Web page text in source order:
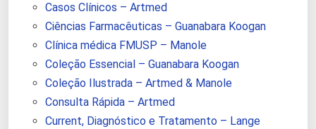
Casos Clínicos – Artmed
Ciências Farmacêuticas – Guanabara Koogan
Clínica médica FMUSP – Manole
Coleção Essencial – Guanabara Koogan
Coleção Ilustrada – Artmed & Manole
Consulta Rápida – Artmed
Current, Diagnóstico e Tratamento – Lange